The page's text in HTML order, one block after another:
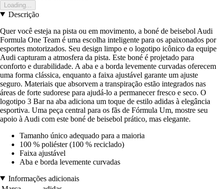
Loading...
Descrição
Quer você esteja na pista ou em movimento, a boné de beisebol Audi
Formula One Team é uma escolha inteligente para os apaixonados por
esportes motorizados. Seu design limpo e o logotipo icônico da equipe
Audi capturam a atmosfera da pista. Este boné é projetado para
conforto e durabilidade. A aba e a borda levemente curvadas oferecem
uma forma clássica, enquanto a faixa ajustável garante um ajuste
seguro. Materiais que absorvem a transpiração estão integrados nas
áreas de forte sudorese para ajudá-lo a permanecer fresco e seco. O
logotipo 3 Bar na aba adiciona um toque de estilo adidas à elegância
esportiva. Uma peça central para os fãs de Fórmula Um, mostre seu
apoio à Audi com este boné de beisebol prático, mas elegante.
Tamanho único adequado para a maioria
100 % poliéster (100 % reciclado)
Faixa ajustável
Aba e borda levemente curvadas
Informações adicionais